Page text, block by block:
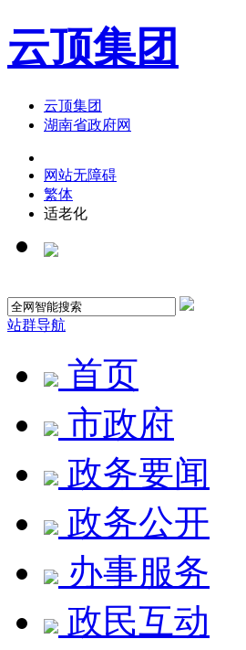
云顶集团
云顶集团
湖南省政府网
网站无障碍
繁体
适老化
站群导航
首页
市政府
政务要闻
政务公开
办事服务
政民互动